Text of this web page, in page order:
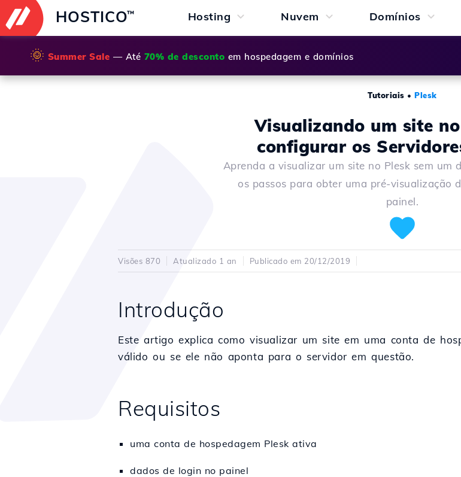
HOSTICO™ Hosting Nuvem Domínios
🌞 Summer Sale — Até 70% de desconto em hospedagem e domínios
Tutoriais •Plesk
Visualizando um site
configurar os
Aprenda a visualizar um site no Plesk sem um
os passos para obter uma pré-visualização
painel.
Visões 870 Atualizado 1 an Publicado em 20/12/2019
Introdução
Este artigo explica como visualizar um site em uma conta de
válido ou se ele não aponta para o servidor em questão.
Requisitos
uma conta de hospedagem Plesk ativa
dados de login no painel